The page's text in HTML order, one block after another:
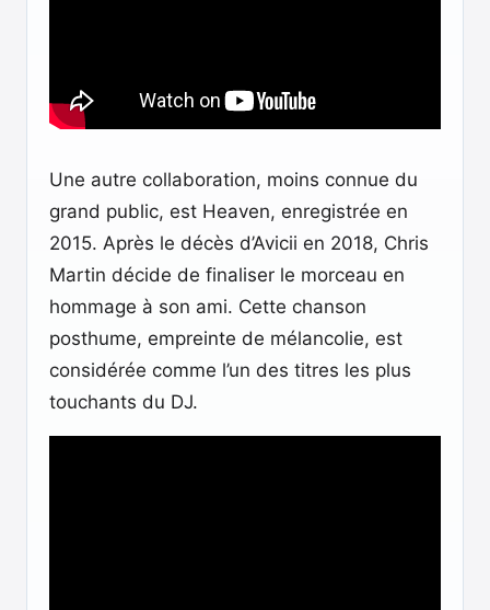
Une autre collaboration, moins connue du
grand public, est Heaven, enregistrée en
2015. Après le décès d’Avicii en 2018, Chris
Martin décide de finaliser le morceau en
hommage à son ami. Cette chanson
posthume, empreinte de mélancolie, est
considérée comme l’un des titres les plus
touchants du DJ.